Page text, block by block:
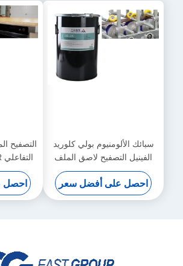
سبائك الألومنيوم بولي كلوريد
الفينيل التصفيح لاصق الملف
الشخصي التفاف لاصقة تذوب
الساخنة
احصل على أفضل سعر
التصفيح
احصل